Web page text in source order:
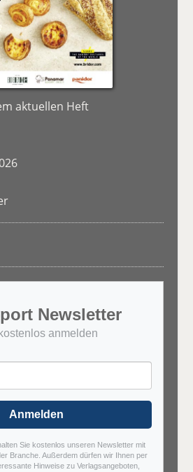
aktuellen Heft
Newsletter
anmelden
Anmelden
Sie kostenlos unseren Newsletter mit
Branche. Außerdem dürfen wir Ihnen per
Hinweise zu Verlagsangeboten,